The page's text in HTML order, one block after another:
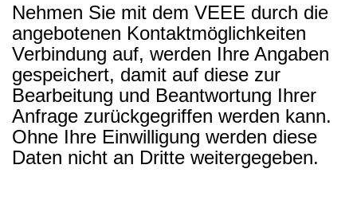
Nehmen Sie mit dem VEEE durch die
angebotenen Kontaktmöglichkeiten
Verbindung auf, werden Ihre Angaben
gespeichert, damit auf diese zur
Bearbeitung und Beantwortung Ihrer
Anfrage zurückgegriffen werden kann.
Ohne Ihre Einwilligung werden diese
Daten nicht an Dritte weitergegeben.